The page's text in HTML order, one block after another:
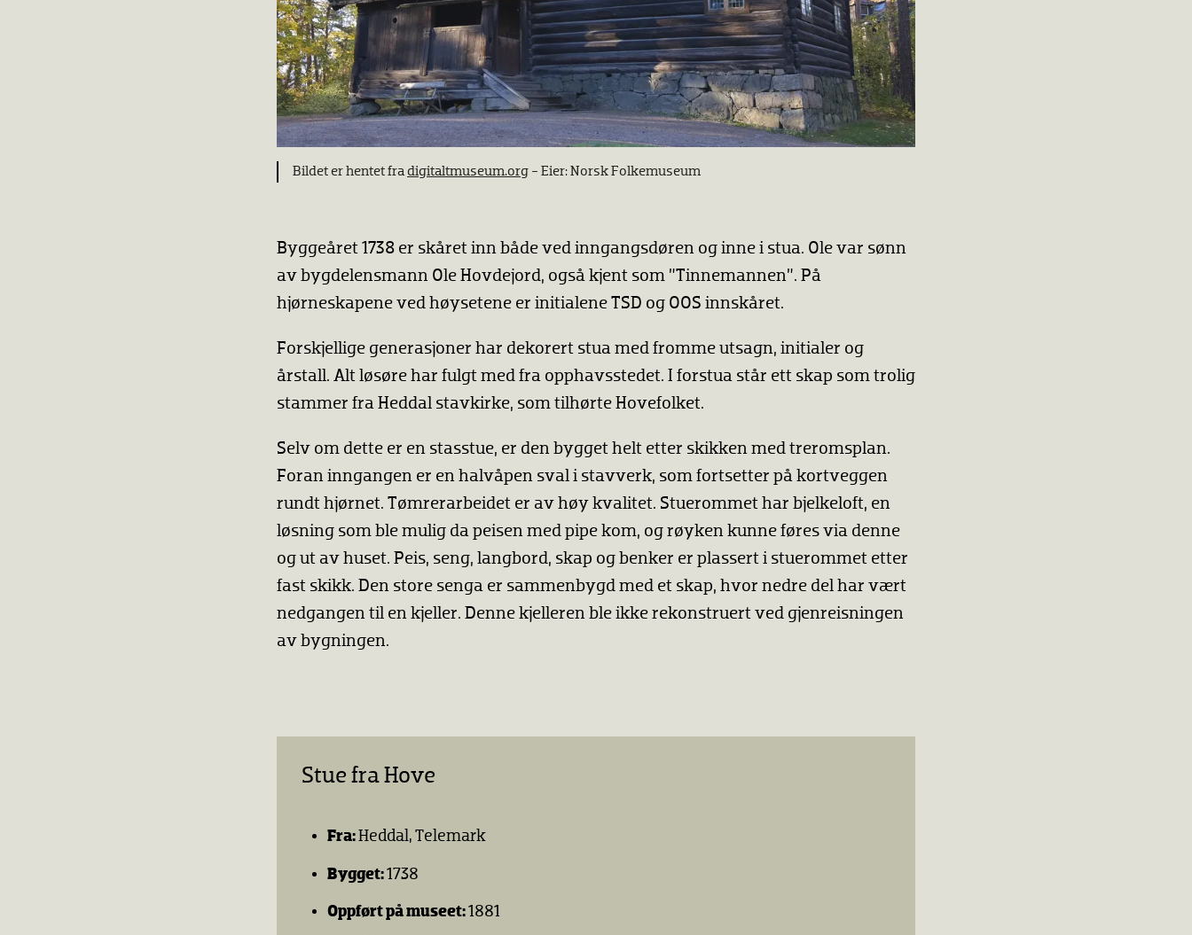
Bildet er hentet fradigitaltmuseum.org - Eier: Norsk Folkemuseum
Byggeåret 1738 er skåret inn både ved inngangsdøren og inne i stua. Ole var sønn
av bygdelensmann Ole Hovdejord, også kjent som ”Tinnemannen”. På
hjørneskapene ved høysetene er initialene TSD og OOS innskåret.
Forskjellige generasjoner har dekorert stua med fromme utsagn, initialer og
årstall. Alt løsøre har fulgt med fra opphavsstedet. I forstua står ett skap som trolig
stammer fra Heddal stavkirke, som tilhørte Hovefolket.
Selv om dette er en stasstue, er den bygget helt etter skikken med treromsplan.
Foran inngangen er en halvåpen sval i stavverk, som fortsetter på kortveggen
rundt hjørnet. Tømrerarbeidet er av høy kvalitet. Stuerommet har bjelkeloft, en
løsning som ble mulig da peisen med pipe kom, og røyken kunne føres via denne
og ut av huset. Peis, seng, langbord, skap og benker er plassert i stuerommet etter
fast skikk. Den store senga er sammenbygd med et skap, hvor nedre del har vært
nedgangen til en kjeller. Denne kjelleren ble ikke rekonstruert ved gjenreisningen
av bygningen.
Stue fra Hove
Fra:Heddal, Telemark
Bygget:1738
Oppført på museet:1881